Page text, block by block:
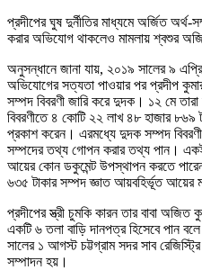
প্রদীপের ঘুষ দুর্নীতির মাধ্যমে অর্জিত
করার অভিযোগ থাকলেও মামলায় শ্বশুর
অনুসন্ধানে জানা যায়, ২০১৯ সালের ৯
অভিযোগের সত্যতা পাওয়ার পর প্রদীপ
সম্পদ বিবরণী জারি করে দুদক। ১২ মে
বিবরণীতে ৪ কোটি ২২ লাখ ৪৮ হাজার
প্রকাশ করেন। এরমধ্যে দুদক সম্পদ
সম্পদের তথ্য গোপন করার তথ্য পান।
আয়ের কোন ডকুমেন্ট উপস্থাপন করতে
৬৩৫ টাকার সম্পদ জ্ঞাত আয়বহির্ভূত আয়ের
প্রদীপের স্ত্রী চুমকি কারন তার বাবা
একটি ৬ তলা বাড়ি দানপত্র হিসেবে পান
সালের ১ আগস্ট চট্টগ্রাম সদর সাব
সম্পাদন হয়।